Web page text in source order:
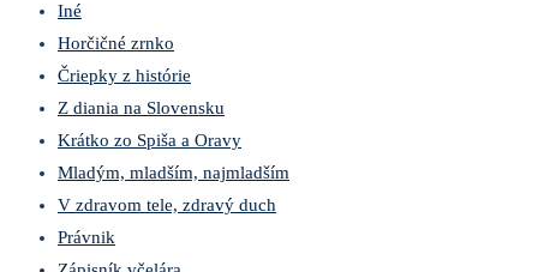
Iné
Horčičné zrnko
Čriepky z histórie
Z diania na Slovensku
Krátko zo Spiša a Oravy
Mladým, mladším, najmladším
V zdravom tele, zdravý duch
Právnik